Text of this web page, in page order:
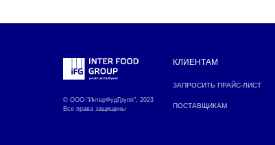
КЛИЕНТАМ
ЗАПРОСИТЬ ПРАЙС-ЛИСТ
ПОСТАВЩИКАМ
© ООО "ИнтерФудГрупп", 2023
Все права защищены